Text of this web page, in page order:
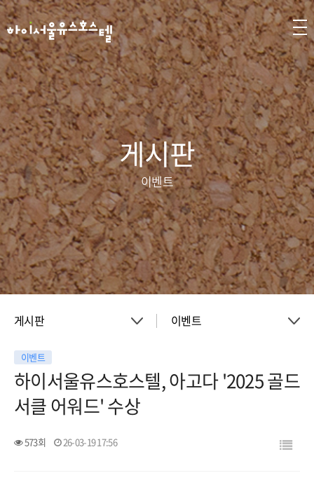
게시판
이벤트
게시판
About
객실
이벤트
이벤트
하이서울유스호스텔, 아고다 '2025 골드
서클 어워드' 수상
573회 26-03-19 17:56